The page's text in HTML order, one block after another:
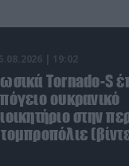
| 19:02
Tornado-S
ουκρανικό
στην